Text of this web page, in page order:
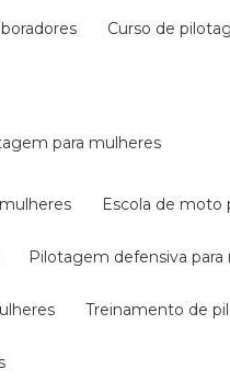
curso de
para mulheres
escola de
pilotagem defensiva
treinamento de